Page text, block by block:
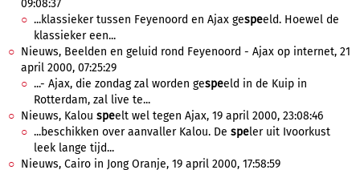
09:08:37
...klassieker tussen Feyenoord en Ajax gespeeld. Hoewel de
klassieker een...
Nieuws, Beelden en geluid rond Feyenoord - Ajax op internet, 21
april 2000, 07:25:29
...- Ajax, die zondag zal worden gespeeld in de Kuip in
Rotterdam, zal live te...
Nieuws, Kalou speelt wel tegen Ajax, 19 april 2000, 23:08:46
...beschikken over aanvaller Kalou. De speler uit Ivoorkust
leek lange tijd...
Nieuws, Cairo in Jong Oranje, 19 april 2000, 17:58:59